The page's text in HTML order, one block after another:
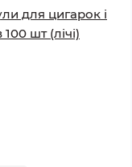
для цигарок і
100 шт (лічі)